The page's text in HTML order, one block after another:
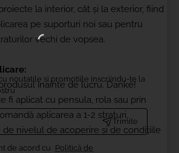
noutatile si promotiile inscriindu-te la
Trimite
de acord cu Politică de
la interior, cât și la exterior, fiind
pe suporturi noi sau pentru
vechi de vopsea.
înainte de lucru. Danke!
fi aplicat cu pensula, rola sau prin
aplicarea a 1-2 straturi,
nivelul de acoperire și de condițiile